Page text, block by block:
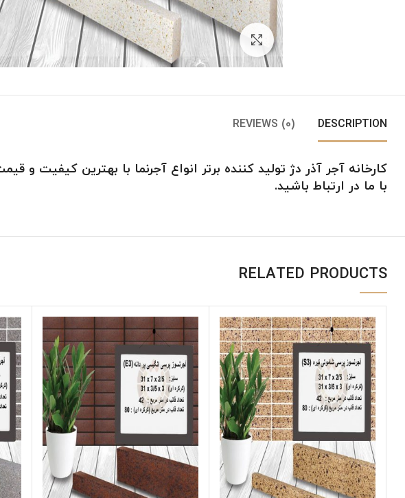
بزرگنمایی تصویر
DESCRIPTION
REVIEWS (0)
کارخانه آجر آذر دژ تولید کننده برتر انواع آجرنما با بهترین کیفیت و
با ما در ارتباط باشید.
RELATED PRODUCTS